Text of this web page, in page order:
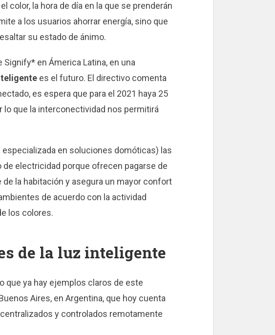
color, la hora de día en la que se prenderán
a los usuarios ahorrar energía, sino que
su estado de ánimo.
Signify* en Ámerica Latina, en una
es el futuro. El directivo comenta
es espera que para el 2021 haya 25
que la interconectividad nos permitirá
en soluciones domóticas) las
electricidad porque ofrecen pagarse de
la habitación y asegura un mayor confort
de acuerdo con la actividad
los colores.
de la luz inteligente
que ya hay ejemplos claros de este
Aires, en Argentina, que hoy cuenta
y controlados remotamente